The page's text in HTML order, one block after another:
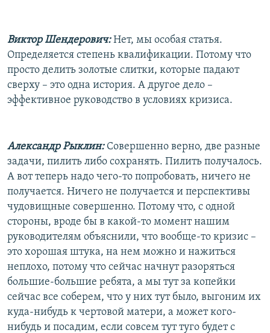
Виктор Шендерович:Нет, мы особая статья.
Определяется степень квалификации. Потому что
просто делить золотые слитки, которые падают
сверху – это одна история. А другое дело –
эффективное руководство в условиях кризиса.
Александр Рыклин: Совершенно верно, две разные
задачи, пилить либо сохранять. Пилить получалось.
А вот теперь надо чего-то попробовать, ничего не
получается. Ничего не получается и перспективы
чудовищные совершенно. Потому что, с одной
стороны, вроде бы в какой-то момент нашим
руководителям объяснили, что вообще-то кризис –
это хорошая штука, на нем можно и нажиться
неплохо, потому что сейчас начнут разоряться
большие-большие ребята, а мы тут за копейки
сейчас все соберем, что у них тут было, выгоним их
куда-нибудь к чертовой матери, а может кого-
нибудь и посадим, если совсем тут туго будет с